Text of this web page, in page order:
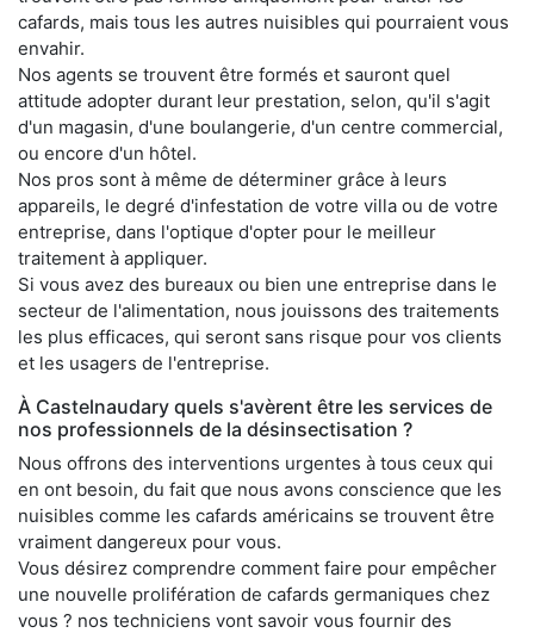
cafards, mais tous les autres nuisibles qui pourraient vous
envahir.
Nos agents se trouvent être formés et sauront quel
attitude adopter durant leur prestation, selon, qu'il s'agit
d'un magasin, d'une boulangerie, d'un centre commercial,
ou encore d'un hôtel.
Nos pros sont à même de déterminer grâce à leurs
appareils, le degré d'infestation de votre villa ou de votre
entreprise, dans l'optique d'opter pour le meilleur
traitement à appliquer.
Si vous avez des bureaux ou bien une entreprise dans le
secteur de l'alimentation, nous jouissons des traitements
les plus efficaces, qui seront sans risque pour vos clients
et les usagers de l'entreprise.
À Castelnaudary quels s'avèrent être les services de
nos professionnels de la désinsectisation ?
Nous offrons des interventions urgentes à tous ceux qui
en ont besoin, du fait que nous avons conscience que les
nuisibles comme les cafards américains se trouvent être
vraiment dangereux pour vous.
Vous désirez comprendre comment faire pour empêcher
une nouvelle prolifération de cafards germaniques chez
vous ? nos techniciens vont savoir vous fournir des